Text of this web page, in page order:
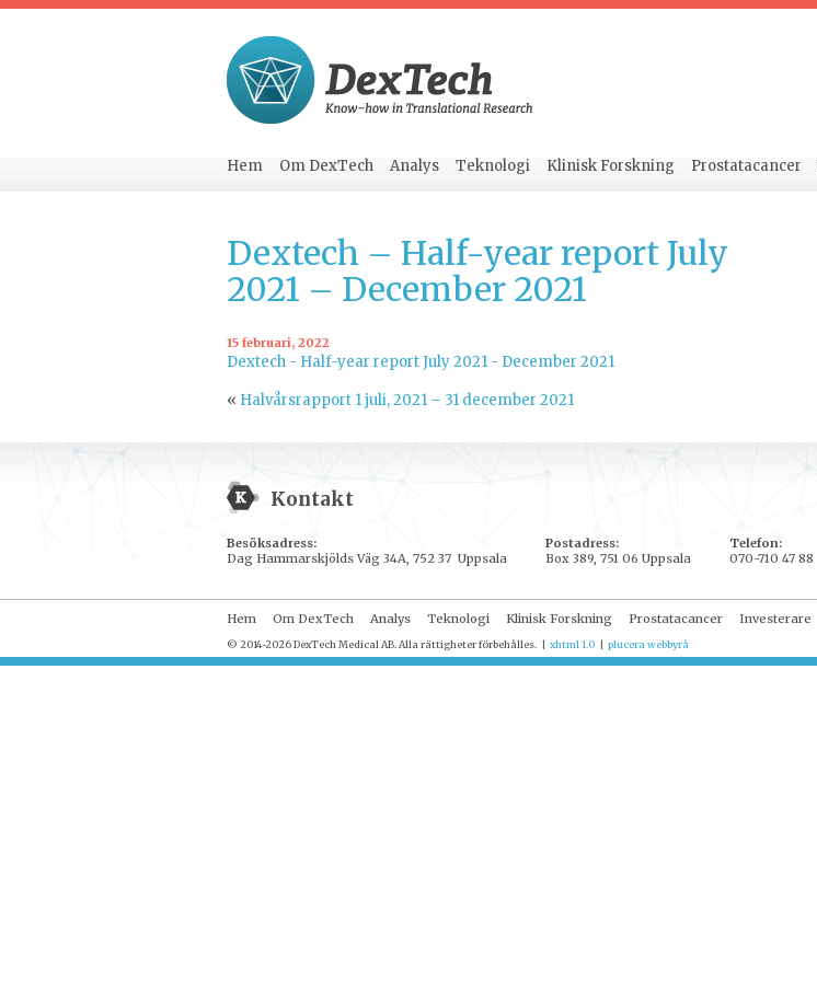
Hem Om DexTech Analys Teknologi Klinisk Forskning Prostatacancer
Dextech – Half-year report July
2021 – December 2021
15 februari, 2022
Dextech - Half-year report July 2021 - December 2021
« Halvårsrapport 1 juli, 2021 – 31 december 2021
Kontakt
Besöksadress:
Dag Hammarskjölds Väg 34A, 752 37 Uppsala
Postadress:
Box 389, 751 06 Uppsala
Telefon:
070-710 47 88
Hem Om DexTech Analys Teknologi Klinisk Forskning Prostatacancer Investerare
© 2014-2026 DexTech Medical AB. Alla rättigheter förbehålles. | xhtml 1.0 | plucera webbyrå